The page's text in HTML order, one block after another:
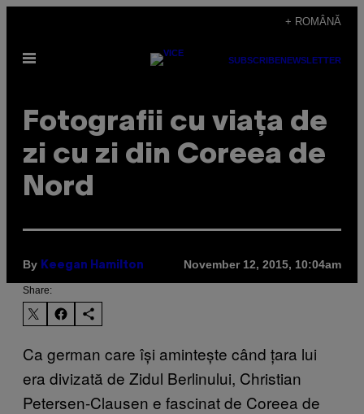
content
+ ROMÂNĂ
Open
SUBSCRIBENEWSLETTER
Fotografii cu viața de
zi cu zi din Coreea de
Nord
By Keegan Hamilton November 12, 2015, 10:04am
Share:
Ca german care își amintește când țara lui
era divizată de Zidul Berlinului, Christian
Petersen-Clausen e fascinat de Coreea de